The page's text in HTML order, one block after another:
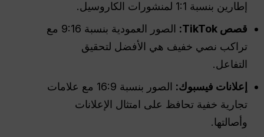
إطارين بنسبة 1:1 لمنشورات الكاروسيل.
قصص TikTok:
الصور العمودية بنسبة 9:16 مع
تراكب نصي خفيف هي الأفضل لتحقيق
التفاعل.
إعلانات فيسبوك:
الصور بنسبة 16:9 مع علامات
تجارية خفية تحافظ على امتثال الإعلانات
وأصالتها.